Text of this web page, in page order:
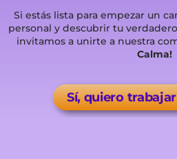
Si estás lista para empezar un
personal y descubrir tu
invitamos a unirte a nuestra
Calma!
Sí, quiero